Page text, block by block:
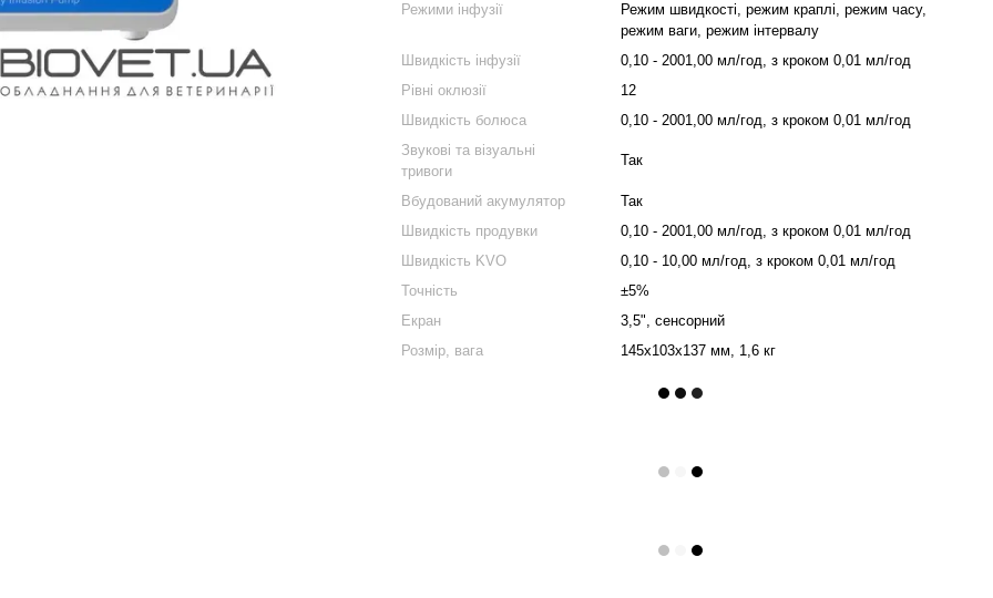
Режими інфузії
Режим швидкості, режим краплі, режим часу,
режим ваги, режим інтервалу
Швидкість інфузії
0,10 - 2001,00 мл/год, з кроком 0,01 мл/год
Рівні оклюзії
12
Швидкість болюса
0,10 - 2001,00 мл/год, з кроком 0,01 мл/год
Звукові та візуальні
тривоги
Так
Вбудований акумулятор
Так
Швидкість продувки
0,10 - 2001,00 мл/год, з кроком 0,01 мл/год
Швидкість KVO
0,10 - 10,00 мл/год, з кроком 0,01 мл/год
Точність
±5%
Екран
3,5", сенсорний
Розмір, вага
145х103х137 мм, 1,6 кг